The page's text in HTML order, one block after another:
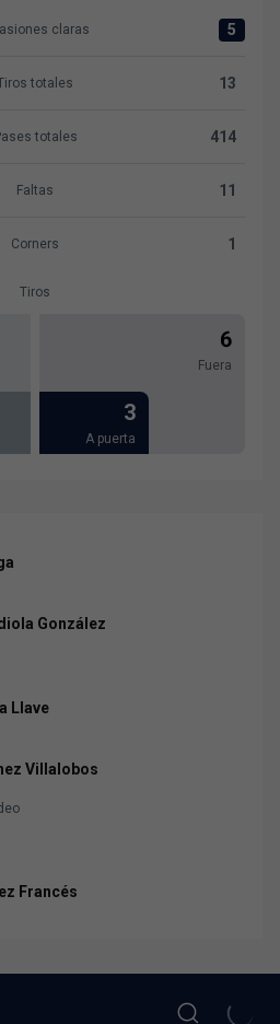
BP 1 versus Levante UD 5
claras 5
13 versus Levante UD 13
totales 13
430 versus Levante UD 414
totales 414
Levante UD 11
Faltas 11
Levante UD 1
Corners 1
Tiros
6
Fuera
3
A puerta
González
Llave
Villalobos
Francés